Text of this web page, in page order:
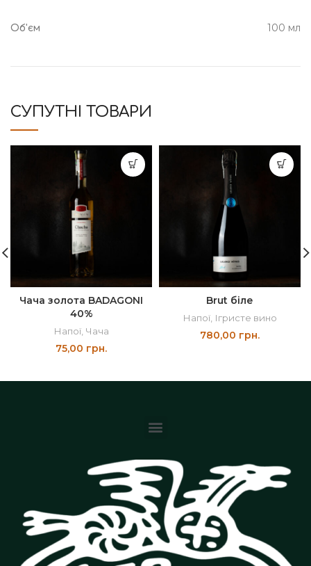
Об'єм 100 мл
СУПУТНІ ТОВАРИ
Чача золота BADAGONI
40%
Напої Чача
75,00 грн.
Brut біле
Напої Ігристе вино
780,00 грн.